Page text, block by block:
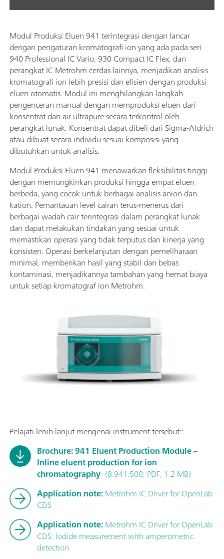
Modul Produksi Eluen 941 terintegrasi dengan lancar
dengan pengaturan kromatografi ion yang ada pada seri
940 Professional IC Vario, 930 Compact IC Flex, dan
perangkat IC Metrohm cerdas lainnya, menjadikan analisis
kromatografi ion lebih presisi dan efisien dengan produksi
eluen otomatis. Modul ini menghilangkan langkah
pengenceran manual dengan memproduksi eluen dari
konsentrat dan air ultrapure secara terkontrol oleh
perangkat lunak. Konsentrat dapat dibeli dari Sigma-Aldrich
atau dibuat secara individu sesuai komposisi yang
dibutuhkan untuk analisis.
Modul Produksi Eluen 941 menawarkan fleksibilitas tinggi
dengan memungkinkan produksi hingga empat eluen
berbeda, yang cocok untuk berbagai analisis anion dan
kation. Pemantauan level cairan terus-menerus dari
berbagai wadah cair terintegrasi dalam perangkat lunak
dan dapat melakukan tindakan yang sesuai untuk
memastikan operasi yang tidak terputus dan kinerja yang
konsisten. Operasi berkelanjutan dengan pemeliharaan
minimal, memberikan hasil yang stabil dan bebas
kontaminasi, menjadikannya tambahan yang hemat biaya
untuk setiap kromatograf ion Metrohm.
Pelajati lenih lanjut mengenai instrument tersebut::
Brochure: 941 Eluent Production Module –
Inline eluent production for ion
chromatography (8.941.500, PDF, 1.2 MB)
Application note:Metrohm IC Driver for OpenLab
CDS
Application note:Metrohm IC Driver for OpenLab
CDS: Iodide measurement with amperometric
detection